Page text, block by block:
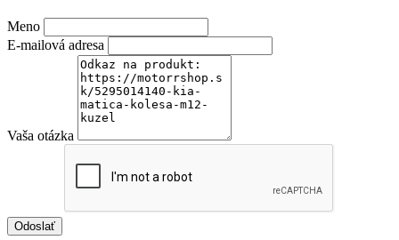
Meno
E-mailová adresa
Vaša otázka
Odoslať